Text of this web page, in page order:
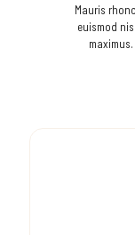
Mauris
euismod